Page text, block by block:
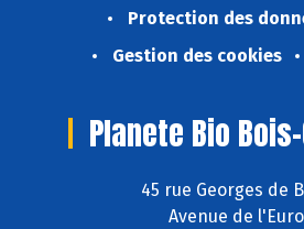
Protection des
Gestion des cookies
Planete Bio
45 rue Georges de
Avenue de